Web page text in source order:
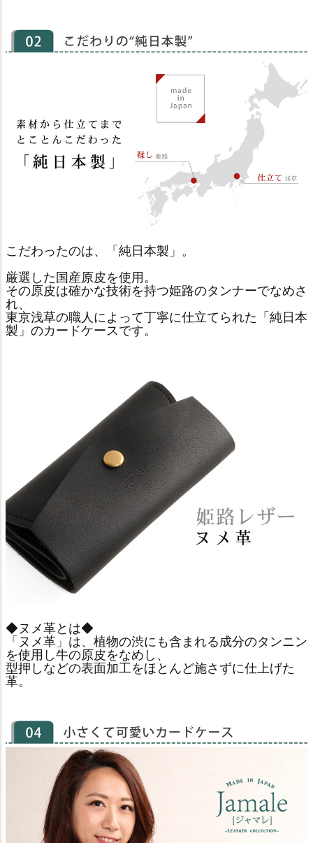
こだわったのは、「純日本製」。
厳選した国産原皮を使用。
その原皮は確かな技術を持つ姫路のタンナーでなめさ
れ、
東京浅草の職人によって丁寧に仕立てられた「純日本
製」のカードケースです。
◆ヌメ革とは◆
「ヌメ革」は、植物の渋にも含まれる成分のタンニン
を使用し牛の原皮をなめし、
型押しなどの表面加工をほとんど施さずに仕上げた
革。